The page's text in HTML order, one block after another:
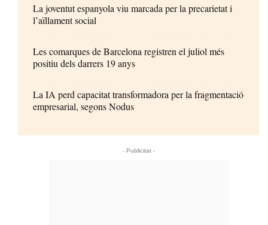
La joventut espanyola viu marcada per la precarietat i
l’aïllament social
Les comarques de Barcelona registren el juliol més
positiu dels darrers 19 anys
La IA perd capacitat transformadora per la fragmentació
empresarial, segons Nodus
- Publicitat -